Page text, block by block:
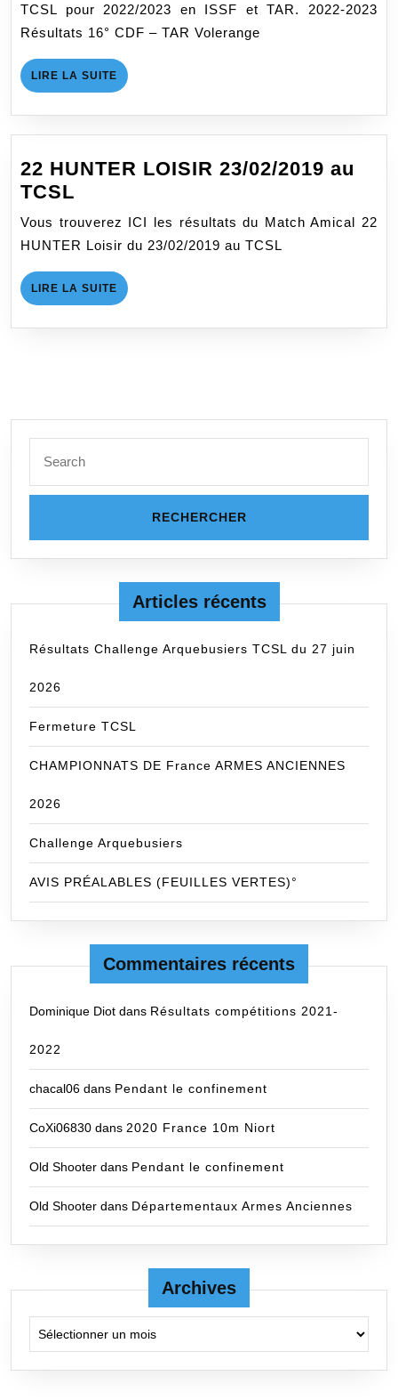
TCSL pour 2022/2023 en ISSF et TAR. 2022-2023
Résultats 16° CDF – TAR Volerange
LIRE LA SUITE LIRE
LA
22 HUNTER LOISIR 23/02/2019 au
TCSL
HUNTER
LOISIR
au
TCSL
Vous trouverez ICI les résultats du Match Amical 22
HUNTER Loisir du 23/02/2019 au TCSL
LIRE LA SUITE LIRE
LA
for:
Articles récents
Résultats Challenge Arquebusiers TCSL du 27 juin
2026
Fermeture TCSL
CHAMPIONNATS DE France ARMES ANCIENNES
2026
Challenge Arquebusiers
AVIS PRÉALABLES (FEUILLES VERTES)°
Commentaires récents
Dominique Diot dans Résultats compétitions 2021-
2022
chacal06 dans Pendant le confinement
CoXi06830 dans 2020 France 10m Niort
Old Shooter dans Pendant le confinement
Old Shooter dans Départementaux Armes Anciennes
Archives